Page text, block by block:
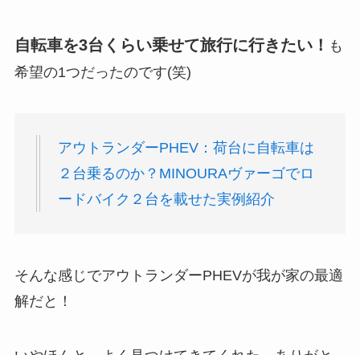
自転車を3台くらい乗せて旅行に行きたい！ も
希望の1つだったのです(笑)
アウトランダーPHEV：荷台に自転車は
２台乗るのか？MINOURAヴァーゴでロ
ードバイク２台を載せた実例紹介
そんな感じでアウトランダーPHEVが我が家の最適
解だと！